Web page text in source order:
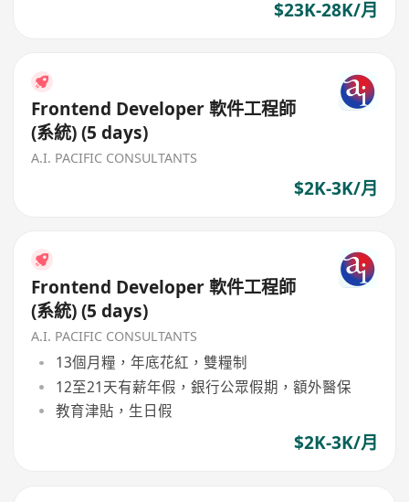
$23K-28K/月
Frontend Developer 軟件工程師
(系統) (5 days)
A.I. PACIFIC CONSULTANTS
$2K-3K/月
Frontend Developer 軟件工程師
(系統) (5 days)
A.I. PACIFIC CONSULTANTS
13個月糧，年底花紅，雙糧制
12至21天有薪年假，銀行公眾假期，額外醫保
教育津貼，生日假
$2K-3K/月